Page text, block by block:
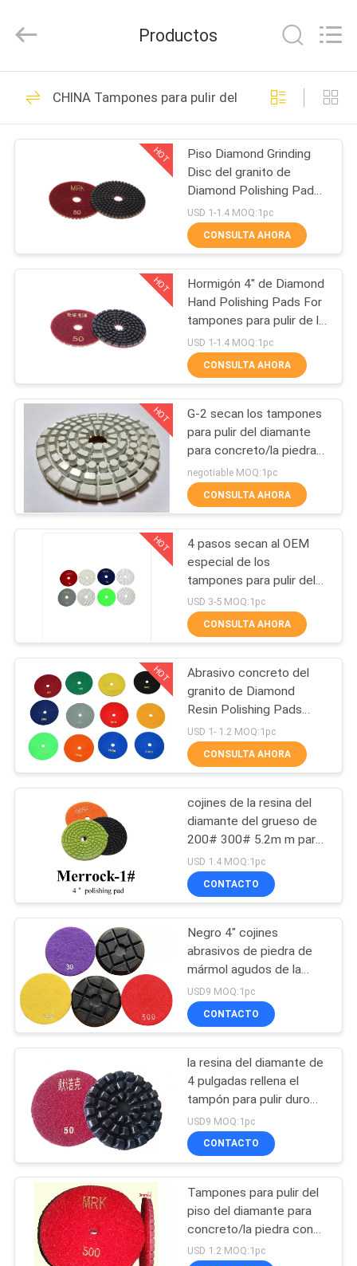
HOGAR
PRODUCTOS
SOBRE
NOSOTROS
VIAJE
FÁBRICA
CONTROL
CALIDAD
ÉNTRENOS
EN
MAPA
DEL
SITIO
PRIVACY
POLICY
Merrock
Industry
Rights
Pulidor de piso de
260
Amoladora concreta
del piso
271
Amoladora del
piso del terrazo
88
Pulidor de piso de
mármol
Pulidor de piso del
granito
46
Amoladora de
piedra del piso
Pulidor de piso
manual
Productos
CHINA Tampones para pulir del diamante
HOT
Piso Diamond Grinding
Disc del granito de
Diamond Polishing Pads
Stone Marble de 4
pulgadas
USD 1-1.4 MOQ:1pc
CONSULTA AHORA
HOT
Hormigón 4" de Diamond
Hand Polishing Pads For
tampones para pulir de la
resina del terrazo
USD 1-1.4 MOQ:1pc
CONSULTA AHORA
HOT
G-2 secan los tampones
para pulir del diamante
para concreto/la piedra
que pulen alto lustre
negotiable MOQ:1pc
CONSULTA AHORA
HOT
4 pasos secan al OEM
especial de los
tampones para pulir del
diamante para ISO-9001
de pulido seco
USD 3-5 MOQ:1pc
CONSULTA AHORA
HOT
Abrasivo concreto del
granito de Diamond
Resin Polishing Pads
Marble de 3 pulgadas
USD 1- 1.2 MOQ:1pc
CONSULTA AHORA
cojines de la resina del
diamante del grueso de
200# 300# 5.2m m para
la máquina pulidora
concreta
USD 1.4 MOQ:1pc
CONTACTO
Negro 4" cojines
abrasivos de piedra de
mármol agudos de la
resina del diamante para
la nivelación del piso
USD9 MOQ:1pc
CONTACTO
la resina del diamante de
4 pulgadas rellena el
tampón para pulir duro
del terrazo concreto de
piedra
USD9 MOQ:1pc
CONTACTO
Tampones para pulir del
piso del diamante para
concreto/la piedra con
de alta calidad
USD 1.2 MOQ:1pc